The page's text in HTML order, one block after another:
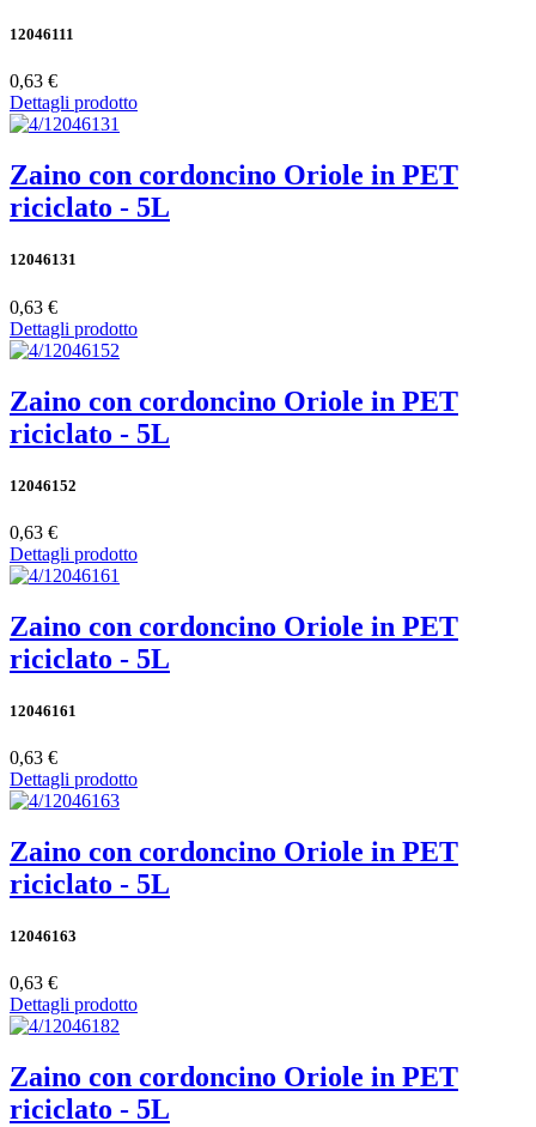
12046111
0,63 €
Dettagli prodotto
Zaino con cordoncino Oriole in PET
riciclato - 5L
12046131
0,63 €
Dettagli prodotto
Zaino con cordoncino Oriole in PET
riciclato - 5L
12046152
0,63 €
Dettagli prodotto
Zaino con cordoncino Oriole in PET
riciclato - 5L
12046161
0,63 €
Dettagli prodotto
Zaino con cordoncino Oriole in PET
riciclato - 5L
12046163
0,63 €
Dettagli prodotto
Zaino con cordoncino Oriole in PET
riciclato - 5L